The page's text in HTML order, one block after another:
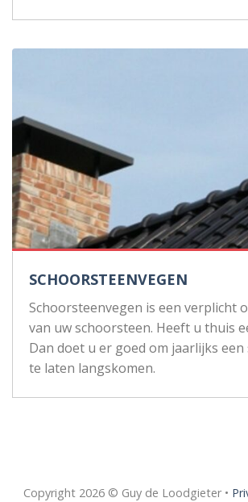
SCHOORSTEENVEGEN
Schoorsteenvegen is een verplicht
van uw schoorsteen. Heeft u thuis
Dan doet u er goed om jaarlijks
te laten langskomen.
Copyright 2026 © Guy de Loodgieter •